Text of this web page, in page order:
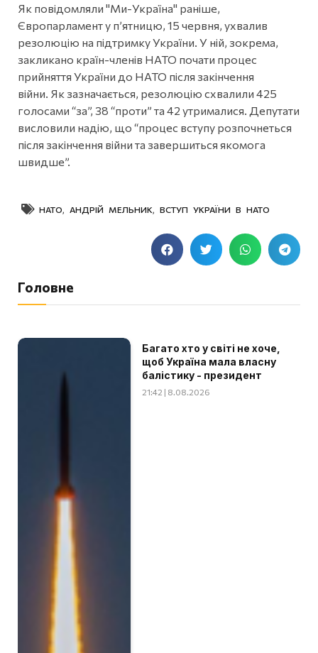
Як повідомляли "Ми-Україна" раніше,
Європарламент у п’ятницю, 15 червня, ухвалив
резолюцію на підтримку України. У ній, зокрема,
закликано країн-членів НАТО почати процес
прийняття України до НАТО після закінчення
війни. Як зазначається, резолюцію схвалили 425
голосами “за”, 38 “проти” та 42 утрималися. Депутати
висловили надію, що “процес вступу розпочнеться
після закінчення війни та завершиться якомога
швидше”.
НАТО АНДРІЙ МЕЛЬНИК ВСТУП УКРАЇНИ В НАТО
Головне
Багато хто у світі не хоче,
щоб Україна мала власну
балістику - президент
21:42 | 8.08.2026